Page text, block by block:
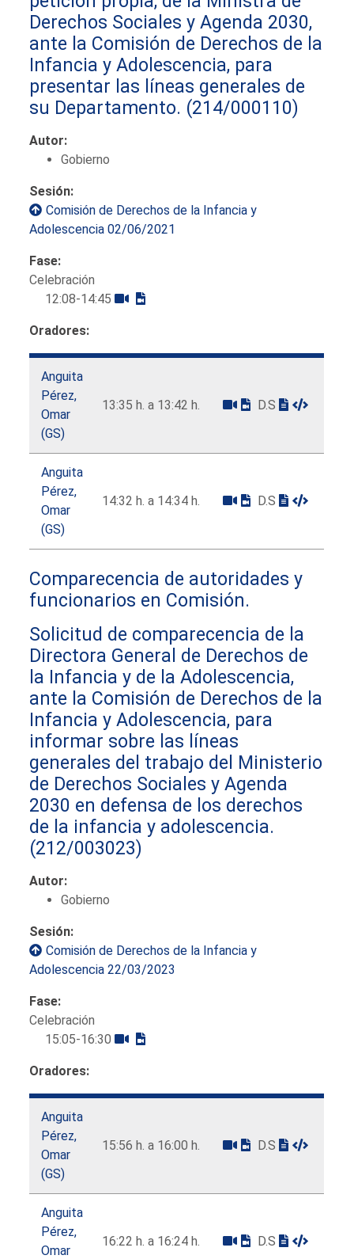
Derechos Sociales y Agenda 2030,
ante la Comisión de Derechos de la
Infancia y Adolescencia, para
presentar las líneas generales de
su Departamento. (214/000110)
Autor:
Gobierno
Sesión:
Comisión de Derechos de la Infancia y
Adolescencia 02/06/2021
Fase:
Celebración
12:08-14:45
Oradores:
Anguita
Pérez,
Omar
(GS)
13:35 h. a 13:42 h. D.S
Anguita
Pérez,
Omar
(GS)
14:32 h. a 14:34 h. D.S
Comparecencia de autoridades y
funcionarios en Comisión.
Solicitud de comparecencia de la
Directora General de Derechos de
la Infancia y de la Adolescencia,
ante la Comisión de Derechos de la
Infancia y Adolescencia, para
informar sobre las líneas
generales del trabajo del Ministerio
de Derechos Sociales y Agenda
2030 en defensa de los derechos
de la infancia y adolescencia.
(212/003023)
Autor:
Gobierno
Sesión:
Comisión de Derechos de la Infancia y
Adolescencia 22/03/2023
Fase:
Celebración
15:05-16:30
Oradores:
Anguita
Pérez,
Omar
(GS)
15:56 h. a 16:00 h. D.S
Anguita
Pérez,
Omar
16:22 h. a 16:24 h. D.S